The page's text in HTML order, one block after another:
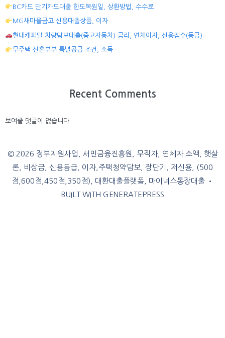
BC카드 단기카드대출 한도복원일, 상환방법, 수수료
MG새마을금고 신용대출상품, 이자
현대캐피탈 차량담보대출(중고자동차) 금리, 연체이자, 신용점수(등급)
무주택 신혼부부 특별공급 조건, 소득
Recent Comments
보여줄 댓글이 없습니다.
© 2026 정부지원사업, 서민금융진흥원, 무직자, 연체자 소액, 햇살
론, 비상금, 신용등급, 이자,주택청약담보, 장단기, 저신용, (500
점,600점,450점,350점), 대환대출플랫폼, 마이너스통장대출 •
BUILT WITH GENERATEPRESS